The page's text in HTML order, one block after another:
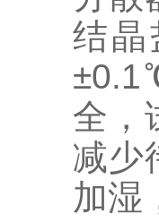
结晶
全，
减少
加湿